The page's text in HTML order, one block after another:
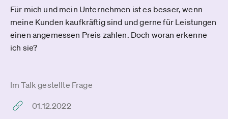
Für mich und mein Unternehmen ist es besser, wenn
meine Kunden kaufkräftig sind und gerne für Leistungen
einen angemessen Preis zahlen. Doch woran erkenne
ich sie?
Im Talk gestellte Frage
01.12.2022